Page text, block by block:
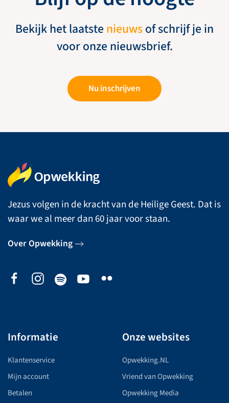
Bekijk het laatste nieuwsof schrijf je in
voor onze nieuwsbrief.
Nu inschrijven
Jezus volgen in de kracht van de Heilige Geest. Dat is
waar we al meer dan 60 jaar voor staan.
Over Opwekking
Informatie
Klantenservice
Mijn account
Betalen
Onze websites
Opwekking.NL
Vriend van Opwekking
Opwekking Media